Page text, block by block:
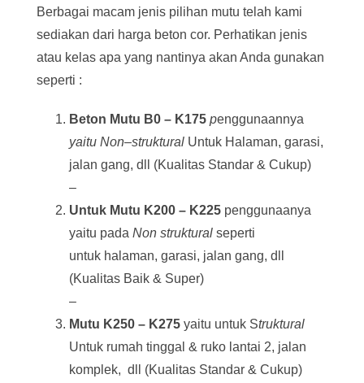
Berbagai macam jenis pilihan mutu telah kami
sediakan dari harga beton cor. Perhatikan jenis
atau kelas apa yang nantinya akan Anda gunakan
seperti :
Beton Mutu B0 – K175 penggunaannya
yaitu Non–struktural Untuk Halaman, garasi,
jalan gang, dll (Kualitas Standar & Cukup)
–
Untuk Mutu K200 – K225 penggunaanya
yaitu pada Non struktural seperti
untuk halaman, garasi, jalan gang, dll
(Kualitas Baik & Super)
–
Mutu K250 – K275 yaitu untuk Struktural
Untuk rumah tinggal & ruko lantai 2, jalan
komplek, dll (Kualitas Standar & Cukup)